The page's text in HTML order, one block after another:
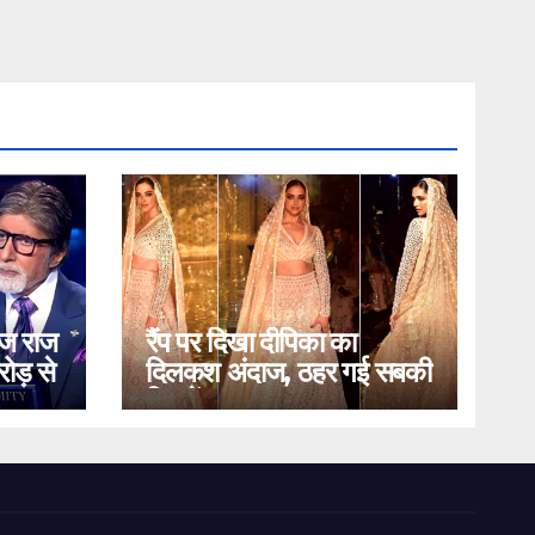
राज
से
रैंप पर दिखा दीपिका का
दिलकश अंदाज, ठहर गई सबकी
निगाहें